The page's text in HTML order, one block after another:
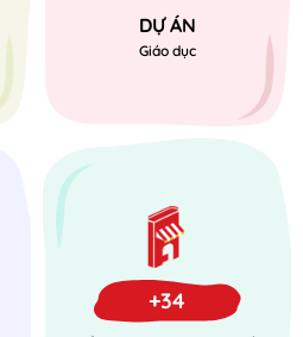
DỰ ÁN
Giáo dục
+34